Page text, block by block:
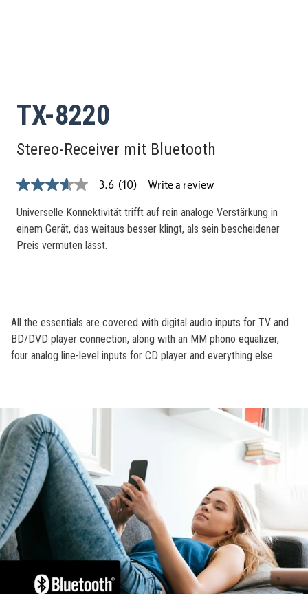
TX-8220
Stereo-Receiver mit Bluetooth
3.6
of
stars,
average
page
link.
3.6 (10) Write a review
Universelle Konnektivität trifft auf rein analoge Verstärkung in
einem Gerät, das weitaus besser klingt, als sein bescheidener
Preis vermuten lässt.
All the essentials are covered with digital audio inputs for TV and
BD/DVD player connection, along with an MM phono equalizer,
four analog line-level inputs for CD player and everything else.